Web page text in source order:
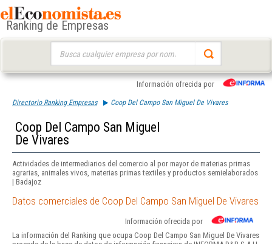
Ranking de Empresas
Información ofrecida por
Directorio Ranking Empresas Coop Del Campo San Miguel De Vivares
Coop Del Campo San Miguel
De Vivares
Actividades de intermediarios del comercio al por mayor de materias primas
agrarias, animales vivos, materias primas textiles y productos semielaborados
| Badajoz
Datos comerciales de Coop Del Campo San Miguel De Vivares
Información ofrecida por
La información del Ranking que ocupa Coop Del Campo San Miguel De Vivares